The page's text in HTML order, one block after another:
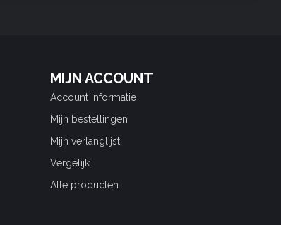
MIJN ACCOUNT
Account informatie
Mijn bestellingen
Mijn verlanglijst
Vergelijk
Alle producten